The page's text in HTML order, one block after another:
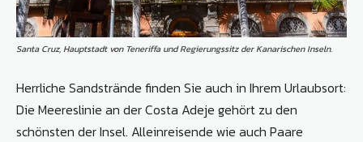
Santa Cruz, Hauptstadt von Teneriffa und Regierungssitz der Kanarischen Inseln.
Herrliche Sandstrände finden Sie auch in Ihrem Urlaubsort:
Die Meereslinie an der Costa Adeje gehört zu den
schönsten der Insel. Alleinreisende wie auch Paare